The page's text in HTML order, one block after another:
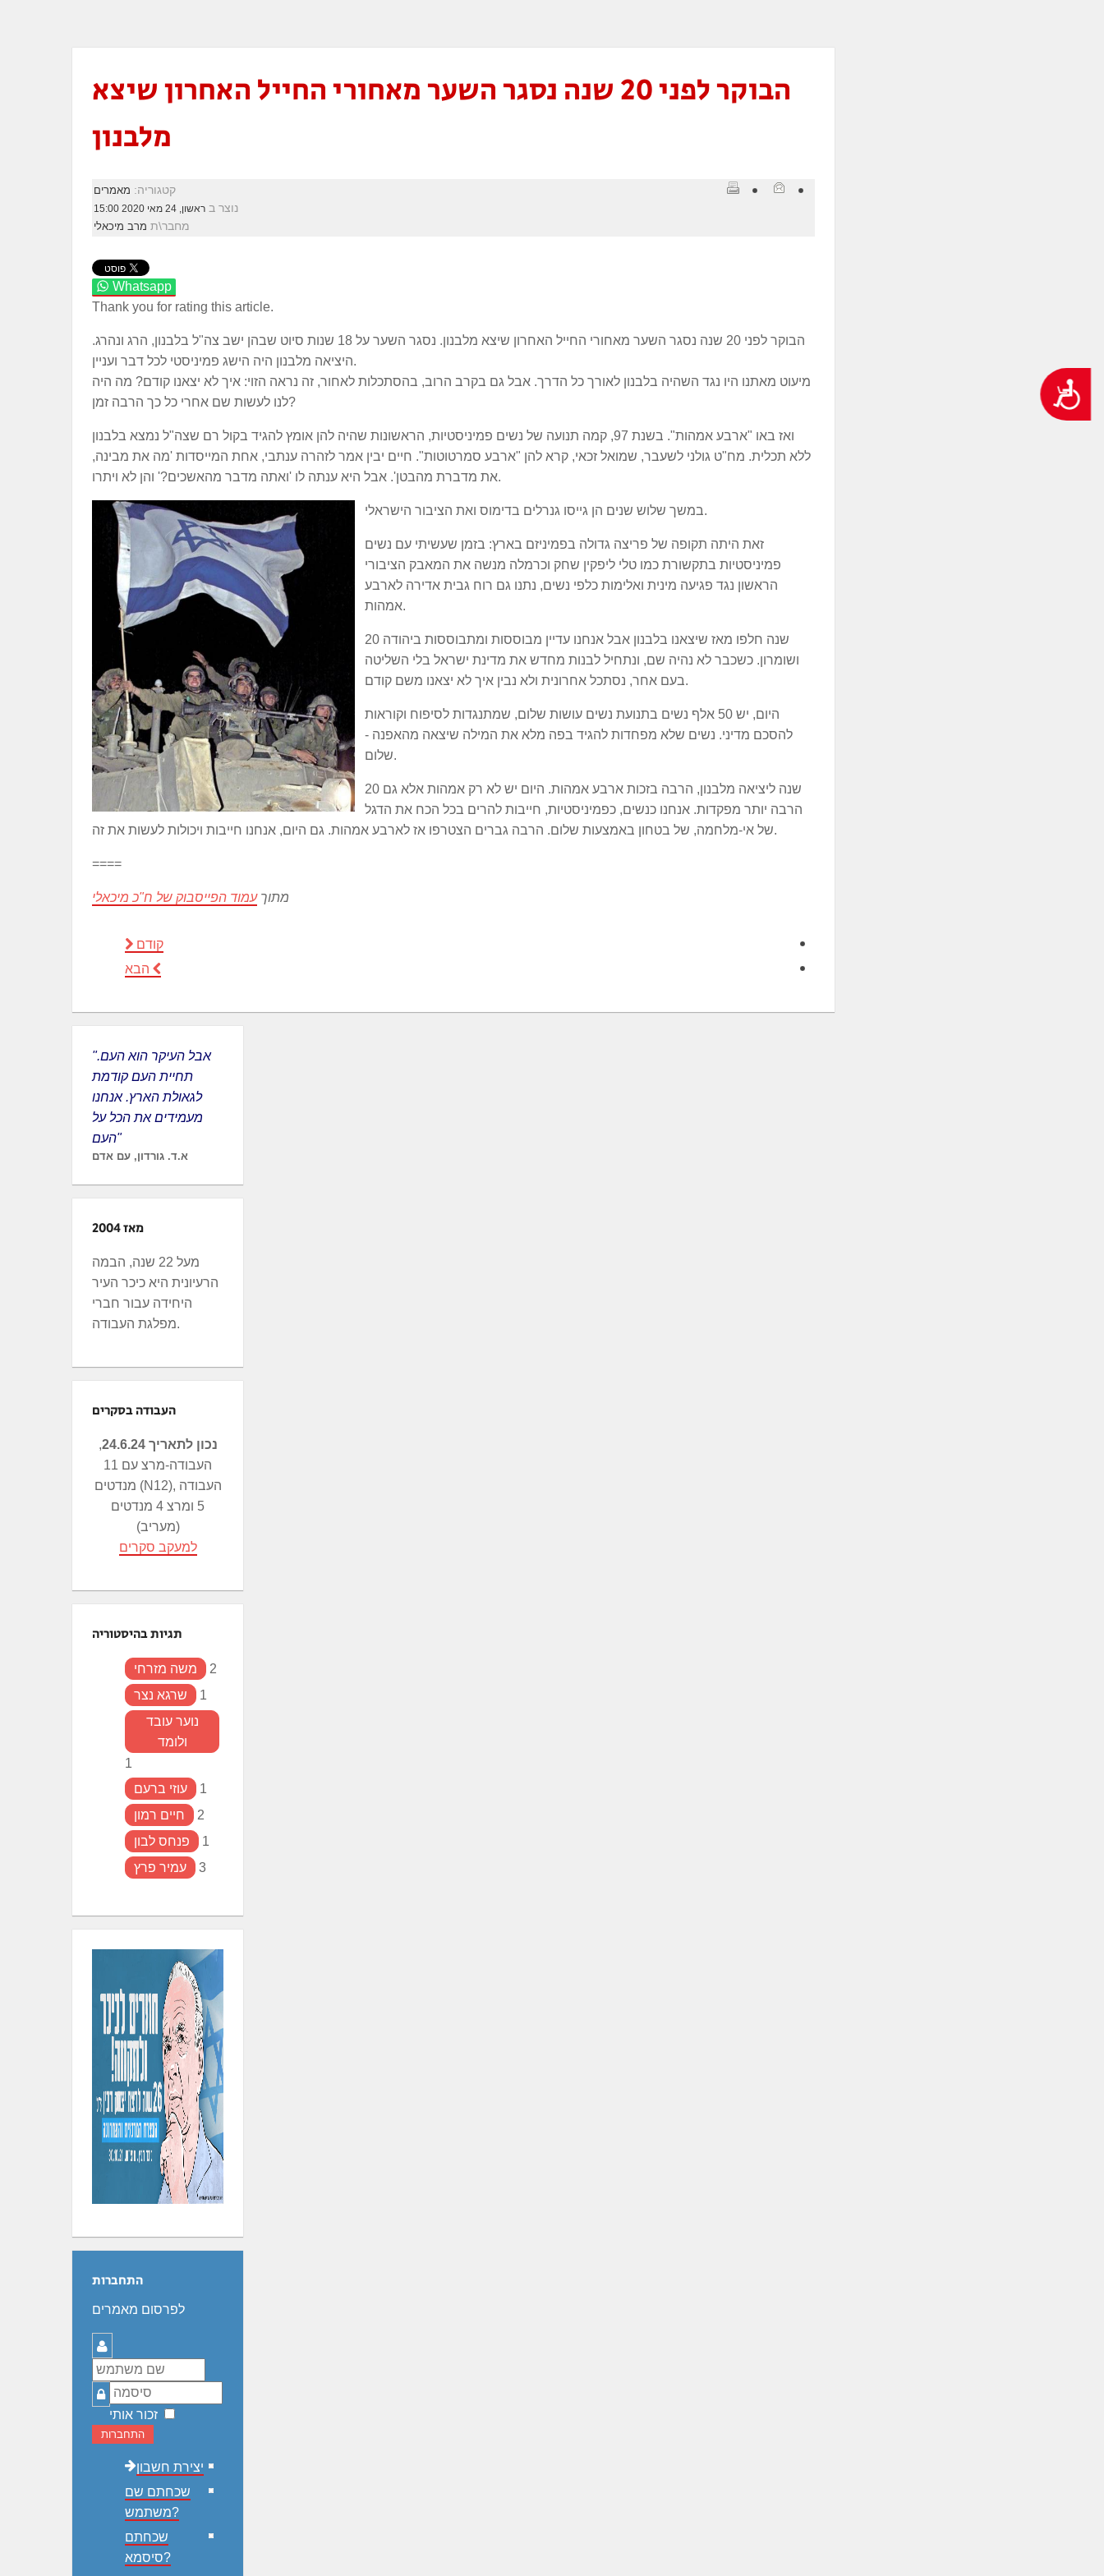
נגישות
הבוקר לפני 20 שנה נסגר השער מאחורי החייל האחרון שיצא
מלבנון
קטגוריה: מאמרים
נוצר ב ראשון, 24 מאי 2020 15:00
מחבר\ת מרב מיכאלי
Whatsapp
Thank you for rating this article.
הבוקר לפני 20 שנה נסגר השער מאחורי החייל האחרון שיצא מלבנון. נסגר השער על 18 שנות סיוט שבהן ישב צה"ל בלבנון, הרג ונהרג.
היציאה מלבנון היה הישג פמיניסטי לכל דבר ועניין.
מיעוט מאתנו היו נגד השהיה בלבנון לאורך כל הדרך. אבל גם בקרב הרוב, בהסתכלות לאחור, זה נראה הזוי: איך לא יצאנו קודם? מה היה
לנו לעשות שם אחרי כל כך הרבה זמן?
ואז באו "ארבע אמהות". בשנת 97, קמה תנועה של נשים פמיניסטיות, הראשונות שהיה להן אומץ להגיד בקול רם שצה"ל נמצא בלבנון
ללא תכלית. מח"ט גולני לשעבר, שמואל זכאי, קרא להן "ארבע סמרטוטות". חיים יבין אמר לזהרה ענתבי, אחת המייסדות 'מה את מבינה,
את מדברת מהבטן'. אבל היא ענתה לו 'ואתה מדבר מהאשכים?' והן לא ויתרו.
במשך שלוש שנים הן גייסו גנרלים בדימוס ואת הציבור הישראלי.
זאת היתה תקופה של פריצה גדולה בפמיניזם בארץ: בזמן שעשיתי עם נשים
פמיניסטיות בתקשורת כמו טלי ליפקין שחק וכרמלה מנשה את המאבק הציבורי
הראשון נגד פגיעה מינית ואלימות כלפי נשים, נתנו גם רוח גבית אדירה לארבע
אמהות.
20 שנה חלפו מאז שיצאנו בלבנון אבל אנחנו עדיין מבוססות ומתבוססות ביהודה
ושומרון. כשכבר לא נהיה שם, ונתחיל לבנות מחדש את מדינת ישראל בלי השליטה
בעם אחר, נסתכל אחרונית ולא נבין איך לא יצאנו משם קודם.
היום, יש 50 אלף נשים בתנועת נשים עושות שלום, שמתנגדות לסיפוח וקוראות
להסכם מדיני. נשים שלא מפחדות להגיד בפה מלא את המילה שיצאה מהאפנה -
שלום.
20 שנה ליציאה מלבנון, הרבה בזכות ארבע אמהות. היום יש לא רק אמהות אלא גם
הרבה יותר מפקדות. אנחנו כנשים, כפמיניסטיות, חייבות להרים בכל הכח את הדגל
של אי-מלחמה, של בטחון באמצעות שלום. הרבה גברים הצטרפו אז לארבע אמהות. גם היום, אנחנו חייבות ויכולות לעשות את זה.
====
מתוךעמוד הפייסבוק של ח"כ מיכאלי
קודם
הבא
"אבל העיקר הוא העם.
תחיית העם קודמת
לגאולת הארץ. אנחנו
מעמידים את הכל על
העם"
א.ד. גורדון, עם אדם
מאז 2004
מעל 22 שנה, הבמה
הרעיונית היא כיכר העיר
היחידה עבור חברי
מפלגת העבודה.
העבודה בסקרים
נכון לתאריך 24.6.24
,
העבודה-מרצ עם 11
מנדטים (N12), העבודה
5 ומרצ 4 מנדטים
(מעריב)
למעקב סקרים
תגיות בהיסטוריה
משה מזרחי
2
שרגא נצר
1
נוער עובד
ולומד
1
עוזי ברעם
1
חיים רמון
2
פנחס לבון
1
עמיר פרץ
3
התחברות
לפרסום מאמרים
שם
משתמש
סיסמה
זכור אותי
התחברות
יצירת חשבון
שכחתם שם
משתמש?
שכחתם
סיסמא?